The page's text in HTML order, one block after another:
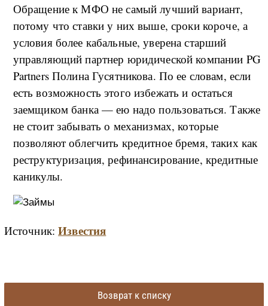
Обращение к МФО не самый лучший вариант,
потому что ставки у них выше, сроки короче, а
условия более кабальные, уверена старший
управляющий партнер юридической компании PG
Partners Полина Гусятникова. По ее словам, если
есть возможность этого избежать и остаться
заемщиком банка — ею надо пользоваться. Также
не стоит забывать о механизмах, которые
позволяют облегчить кредитное бремя, таких как
реструктуризация, рефинансирование, кредитные
каникулы.
Источник:Известия
Возврат к списку